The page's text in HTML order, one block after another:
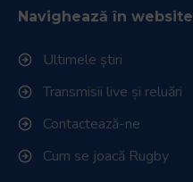
Navighează în website
Ultimele știri
Transmisii live și reluări
Contactează-ne
Cum se joacă Rugby